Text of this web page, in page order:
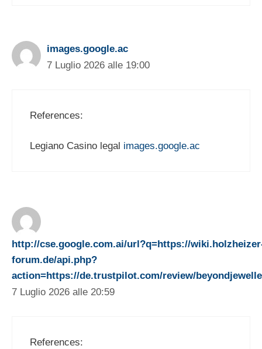
images.google.ac
7 Luglio 2026 alle 19:00
References:
Legiano Casino legal images.google.ac
http://cse.google.com.ai/url?q=https://
forum.de/api.php?
action=https://de.trustpilot.com/review/
7 Luglio 2026 alle 20:59
References: